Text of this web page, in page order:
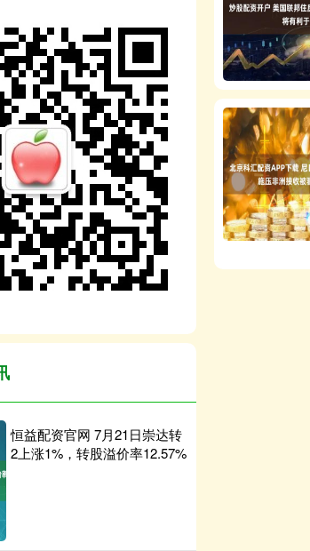
恒益配资官网 7月21日崇达转
2上涨1%，转股溢价率12.57%